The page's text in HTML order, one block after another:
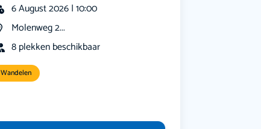
6 August 2026 | 10:00
Molenweg 2...
8 plekken beschikbaar
Wandelen